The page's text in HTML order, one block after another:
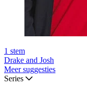
1 stem
Drake and Josh
Meer suggesties
Series